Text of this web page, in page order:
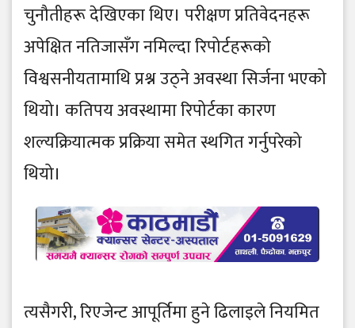
चुनौतीहरू देखिएका थिए। परीक्षण प्रतिवेदनहरू
अपेक्षित नतिजासँग नमिल्दा रिपोर्टहरूको
विश्वसनीयतामाथि प्रश्न उठ्ने अवस्था सिर्जना भएको
थियो। कतिपय अवस्थामा रिपोर्टका कारण
शल्यक्रियात्मक प्रक्रिया समेत स्थगित गर्नुपरेको
थियो।
त्यसैगरी, रिएजेन्ट आपूर्तिमा हुने ढिलाइले नियमित